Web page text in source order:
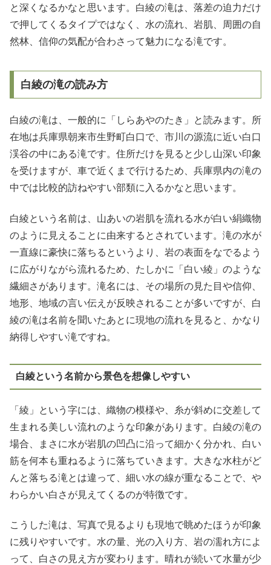
と深くなるかなと思います。白綾の滝は、落差の迫力だけ
で押してくるタイプではなく、水の流れ、岩肌、周囲の自
然林、信仰の気配が合わさって魅力になる滝です。
白綾の滝の読み方
白綾の滝は、一般的に「しらあやのたき」と読みます。所
在地は兵庫県朝来市生野町白口で、市川の源流に近い白口
渓谷の中にある滝です。住所だけを見ると少し山深い印象
を受けますが、車で近くまで行けるため、兵庫県内の滝の
中では比較的訪ねやすい部類に入るかなと思います。
白綾という名前は、山あいの岩肌を流れる水が白い絹織物
のように見えることに由来するとされています。滝の水が
一直線に豪快に落ちるというより、岩の表面をなでるよう
に広がりながら流れるため、たしかに「白い綾」のような
繊細さがあります。滝名には、その場所の見た目や信仰、
地形、地域の言い伝えが反映されることが多いですが、白
綾の滝は名前を聞いたあとに現地の流れを見ると、かなり
納得しやすい滝ですね。
白綾という名前から景色を想像しやすい
「綾」という字には、織物の模様や、糸が斜めに交差して
生まれる美しい流れのような印象があります。白綾の滝の
場合、まさに水が岩肌の凹凸に沿って細かく分かれ、白い
筋を何本も重ねるように落ちていきます。大きな水柱がど
んと落ちる滝とは違って、細い水の線が重なることで、や
わらかい白さが見えてくるのが特徴です。
こうした滝は、写真で見るよりも現地で眺めたほうが印象
に残りやすいです。水の量、光の入り方、岩の濡れ方によ
って、白さの見え方が変わります。晴れが続いて水量が少